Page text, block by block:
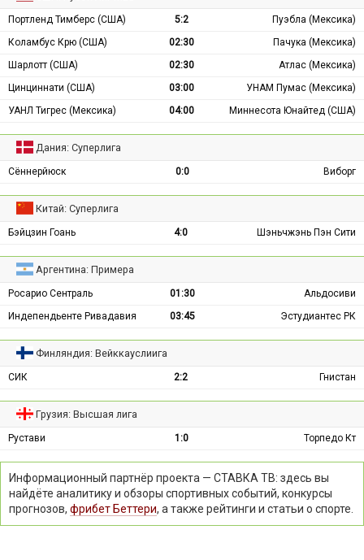
Портленд Тимберс (США) 5:2
Пуэбла (Мексика)
Коламбус Крю (США)
02:30
Пачука (Мексика)
Шарлотт (США)
02:30
Атлас (Мексика)
Цинциннати (США)
03:00
УНАМ Пумас (Мексика)
УАНЛ Тигрес (Мексика)
04:00 Миннесота Юнайтед (США)
Дания: Суперлига
Сённерйюск 0:0 Виборг
Китай: Суперлига
Бэйцзин Гоань 4:0 Шэньчжэнь Пэн Сити
Аргентина: Примера
Росарио Сентраль 01:30
Альдосиви
Индепендьенте Ривадавия
03:45 Эстудиантес РК
Финляндия: Вейккауслиига
СИК 2:2 Гнистан
Грузия: Высшая лига
Рустави 1:0 Торпедо Кт
Информационный партнёр проекта — СТАВКА ТВ: здесь вы
найдёте аналитику и обзоры спортивных событий, конкурсы
прогнозов, фрибет Беттери, а также рейтинги и статьи о спорте.